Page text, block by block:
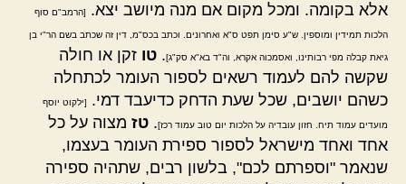
אלא בקומה. ומכל מקום אם מנה מיושב יצא.
[הרמב"ם סוף
הלכות תמידין ומוספין. ש"ע סימן תפט ס"א ואחרונים. וכתב בכס"מ, דין זה שכתב בשם הר"י בן
גיאת קבלה מפי רבותינו, ואסמכוה אקרא, וה"ד בא"א סק"ג]. טו זקן או חולה
שקשה להם לעמוד רשאים לספור העומר לכתחלה
כשהם יושבים, שכל שעת הדחק כדיעבד דמי.
[ילקוט יוסף
מועדים עמוד תיח. חזון עובדיה על הלכות יום טוב עמוד רכז]. טז מצוה על כל
אחד ואחד מישראל לספור ספירת העומר בעצמו,
שנאמר "וספרתם לכם", בלשון רבים, שתהיה ספירה